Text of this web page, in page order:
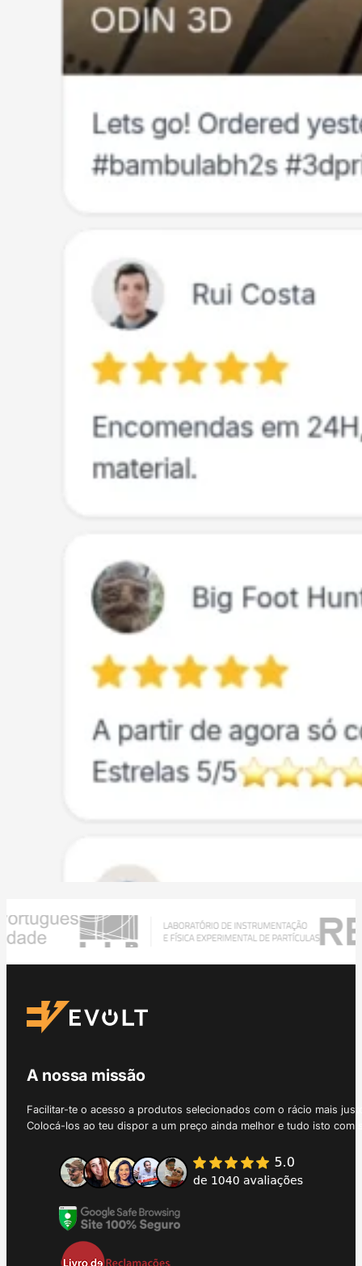
A nossa missão
Facilitar-te o acesso a produtos selecionados com o rácio mais
Colocá-los ao teu dispor a um preço ainda melhor e tudo isto